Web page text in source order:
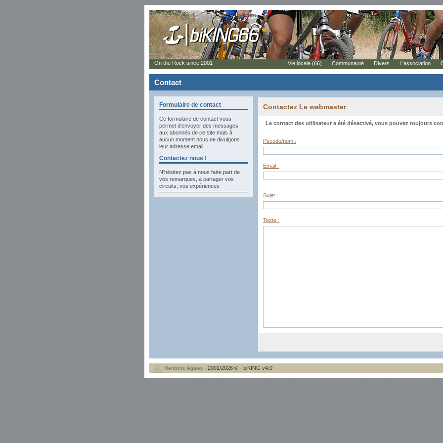
Contact
Formulaire de contact
Ce formulaire de contact vous
permet d'envoyer des messages
aux abonnés de ce site mais à
aucun moment nous ne divulgons
leur adresse email.
Contactez nous !
N'hésitez pas à nous faire part de
vos remarques, à partager vos
circuits, vos expériences
Contactez Le webmaster
Le contact des utilisateur a été désactivé, vous pouvez toujours
Pseudo/nom :
Email :
Sujet :
Texte :
On the Rock since 2001 Vie locale (66) Communauté Divers L'association
Mentions légales - 2001/2026 © - biKING v4.0